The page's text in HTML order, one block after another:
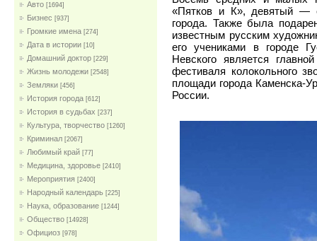
Авто [1694]
Бизнес [937]
Громкие имена [274]
Дата в истории [10]
Домашний доктор [229]
Жизнь молодежи [2548]
Земляки [456]
История города [612]
История в судьбах [237]
Культура, творчество [1260]
Криминал [2067]
Любимый край [77]
Медицина, здоровье [2410]
Мероприятия [2400]
Народный календарь [225]
Наука, образование [1244]
Общество [14928]
Официоз [978]
«Пятков и К», девятый —
города. Также была
известным русским
его учениками в городе
Невского является
фестиваля колокольного
площади города Каменска-
России.